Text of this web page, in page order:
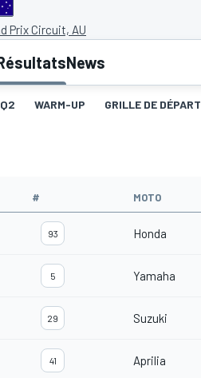
Prix Circuit, AU
News
Q2 WARM-UP GRILLE DE DÉPART
# MOTO
93 Honda
5 Yamaha
29 Suzuki
41 Aprilia